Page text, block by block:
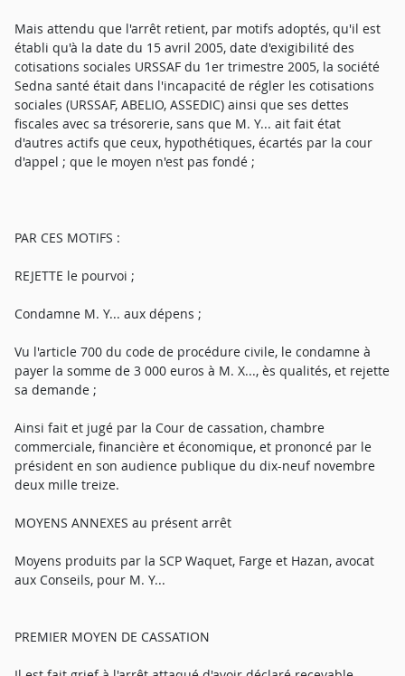
Mais attendu que l'arrêt retient, par motifs adoptés, qu'il est
établi qu'à la date du 15 avril 2005, date d'exigibilité des
cotisations sociales URSSAF du 1er trimestre 2005, la société
Sedna santé était dans l'incapacité de régler les cotisations
sociales (URSSAF, ABELIO, ASSEDIC) ainsi que ses dettes
fiscales avec sa trésorerie, sans que M. Y... ait fait état
d'autres actifs que ceux, hypothétiques, écartés par la cour
d'appel ; que le moyen n'est pas fondé ;
PAR CES MOTIFS :
REJETTE le pourvoi ;
Condamne M. Y... aux dépens ;
Vu l'article 700 du code de procédure civile, le condamne à
payer la somme de 3 000 euros à M. X..., ès qualités, et rejette
sa demande ;
Ainsi fait et jugé par la Cour de cassation, chambre
commerciale, financière et économique, et prononcé par le
président en son audience publique du dix-neuf novembre
deux mille treize.
MOYENS ANNEXES au présent arrêt
Moyens produits par la SCP Waquet, Farge et Hazan, avocat
aux Conseils, pour M. Y...
PREMIER MOYEN DE CASSATION